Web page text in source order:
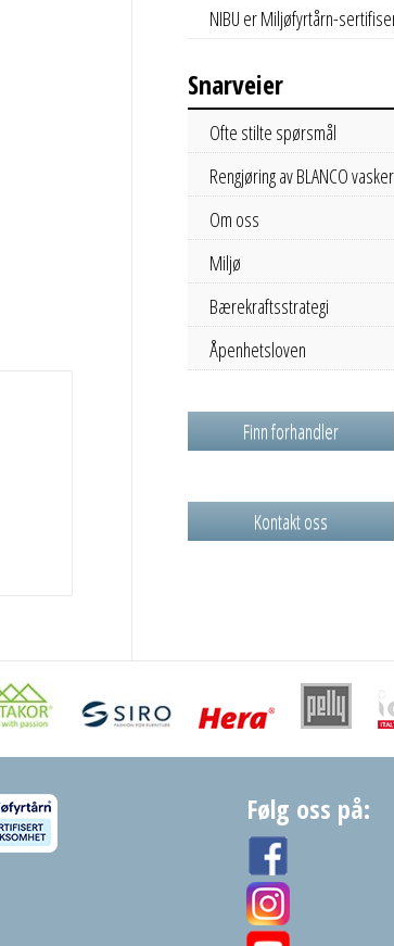
NIBU er Miljøfyrtårn-
Snarveier
Ofte stilte spørsmål
Rengjøring av BLANCO vasker
Om oss
Miljø
Bærekraftsstrategi
Åpenhetsloven
Finn forhandler
Kontakt oss
Følg oss på: